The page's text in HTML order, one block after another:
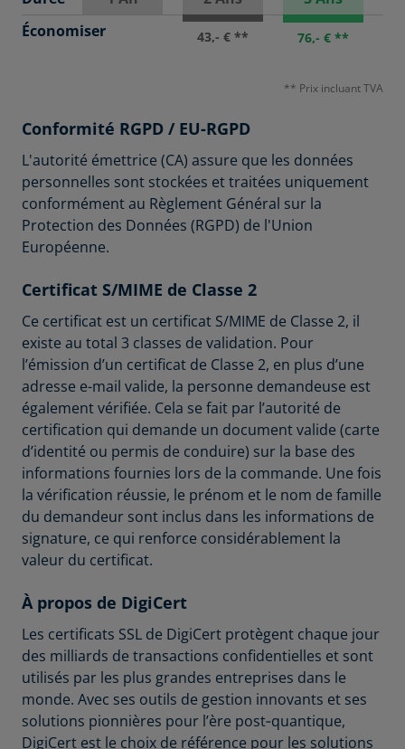
Économiser
43,- € ** 76,- € **
** Prix incluant TVA
Conformité RGPD / EU-RGPD
L'autorité émettrice (CA) assure que les données
personnelles sont stockées et traitées uniquement
conformément au Règlement Général sur la
Protection des Données (RGPD) de l'Union
Européenne.
Certificat S/MIME de Classe 2
Ce certificat est un certificat S/MIME de Classe 2, il
existe au total 3 classes de validation. Pour
l’émission d’un certificat de Classe 2, en plus d’une
adresse e-mail valide, la personne demandeuse est
également vérifiée. Cela se fait par l’autorité de
certification qui demande un document valide (carte
d’identité ou permis de conduire) sur la base des
informations fournies lors de la commande. Une fois
la vérification réussie, le prénom et le nom de famille
du demandeur sont inclus dans les informations de
signature, ce qui renforce considérablement la
valeur du certificat.
À propos de DigiCert
Les certificats SSL de DigiCert protègent chaque jour
des milliards de transactions confidentielles et sont
utilisés par les plus grandes entreprises dans le
monde. Avec ses outils de gestion innovants et ses
solutions pionnières pour l’ère post‑quantique,
DigiCert est le choix de référence pour les solutions